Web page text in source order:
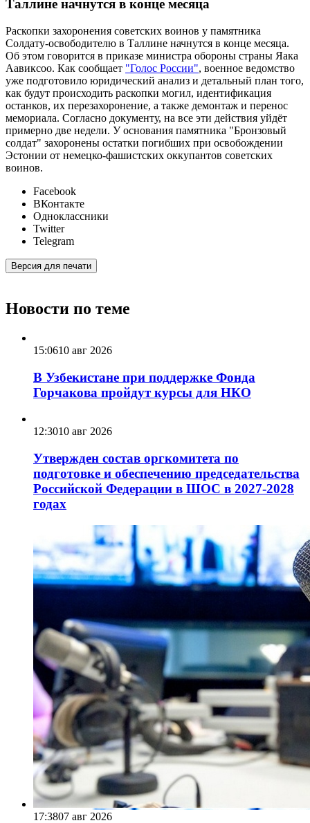
Таллине начнутся в конце месяца
Раскопки захоронения советских воинов у памятника
Солдату-освободителю в Таллине начнутся в конце месяца.
Об этом говорится в приказе министра обороны страны Яака
Аавиксоо. Как сообщает "Голос России", военное ведомство
уже подготовило юридический анализ и детальный план того,
как будут происходить раскопки могил, идентификация
останков, их перезахоронение, а также демонтаж и перенос
мемориала. Согласно документу, на все эти действия уйдёт
примерно две недели. У основания памятника "Бронзовый
солдат" захоронены остатки погибших при освобождении
Эстонии от немецко-фашистских оккупантов советских
воинов.
Facebook
ВКонтакте
Одноклассники
Twitter
Telegram
Версия для печати
Новости по теме
15:0610 авг 2026
В Узбекистане при поддержке Фонда
Горчакова пройдут курсы для НКО
12:3010 авг 2026
Утвержден состав оргкомитета по
подготовке и обеспечению председательства
Российской Федерации в ШОС в 2027-2028
годах
17:3807 авг 2026